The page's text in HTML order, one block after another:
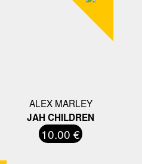
ALEX MARLEY
JAH CHILDREN
10.00 €